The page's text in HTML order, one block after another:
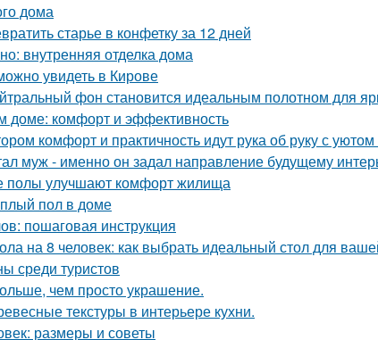
дома
старье в конфетку за 12 дней
внутренняя отделка дома
увидеть в Кирове
фон становится идеальным полотном для
доме: комфорт и эффективность
комфорт и практичность идут рука об руку с
муж - именно он задал направление будущему
полы улучшают комфорт жилища
пол в доме
пошаговая инструкция
на 8 человек: как выбрать идеальный стол для
среди туристов
чем просто украшение.
текстуры в интерьере кухни.
размеры и советы